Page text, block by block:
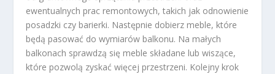
ewentualnych prac remontowych, takich jak odnowienie
posadzki czy barierki. Następnie dobierz meble, które
będą pasować do wymiarów balkonu. Na małych
balkonach sprawdzą się meble składane lub wiszące,
które pozwolą zyskać więcej przestrzeni. Kolejny krok